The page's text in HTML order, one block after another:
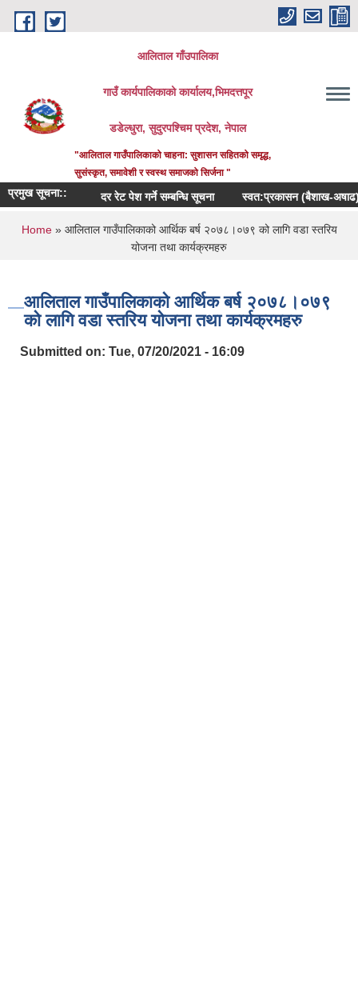
Skip to main content
आलिताल गाँउपालिका
गाउँ कार्यपालिकाको कार्यालय,भिमदत्तपूर
डडेल्धुरा, सुदुरपश्चिम प्रदेश, नेपाल
"आलिताल गाउँपालिकाको चाहना: सुशासन सहितको समृद्ध,
सुसंस्कृत, समावेशी र स्वस्थ समाजको सिर्जना "
प्रमुख सूचना:: दर रेट पेश गर्ने सम्बन्धि सूचना स्वत:प्रकासन (बैशाख-अषाढ)
You are here
Home» आलिताल गाउँपालिकाको आर्थिक बर्ष २०७८।०७९ को लागि वडा स्तरिय
योजना तथा कार्यक्रमहरु
आलिताल गाउँपालिकाको आर्थिक बर्ष २०७८।०७९
को लागि वडा स्तरिय योजना तथा कार्यक्रमहरु
Submitted on: Tue, 07/20/2021 - 16:09